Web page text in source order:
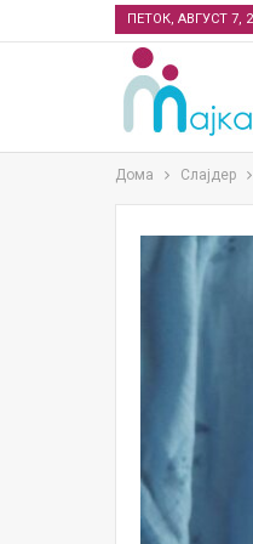
ПЕТОК, АВГУСТ 7,
Дома Слајдер